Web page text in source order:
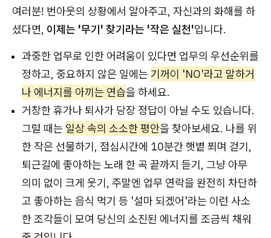
여러분! 번아웃의 상황에서 알아주고, 자신과의 화해를 하
셨다면, 이제는 '무기' 찾기라는 '작은 실천'입니다.
과중한 업무로 인한 어려움이 있다면 업무의 우선순위를
정하고, 중요하지 않은 일에는 기꺼이 'NO'라고 말하거
나 에너지를 아끼는 연습을 하세요.
거창한 휴가나 퇴사가 당장 정답이 아닐 수도 있습니다.
그럴 때는 일상 속의 소소한 평안을 찾아보세요. 나를 위
한 작은 선물하기, 점심시간에 10분간 햇볕 쬐며 걷기,
퇴근길에 좋아하는 노래 한 곡 끝까지 듣기, 그냥 아무
의미 없이 크게 웃기, 주말엔 업무 연락을 완전히 차단하
고 좋아하는 음식 먹기 등 '설마 되겠어'라는 이런 사소
한 조각들이 모여 당신의 소진된 에너지를 조금씩 채워